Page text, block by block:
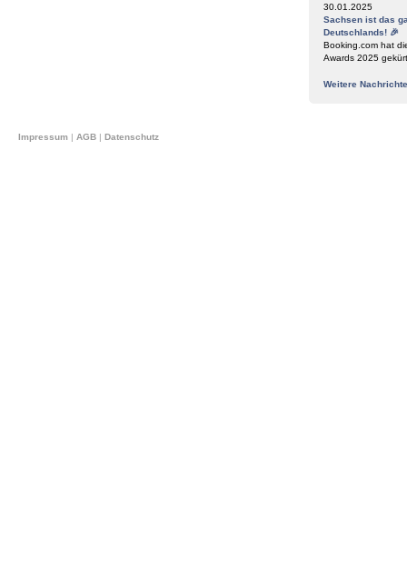
30.01.2025
Sachsen ist das
Deutschlands! 🎉
Booking.com hat
Awards 2025 gekürt
Weitere
Impressum | AGB | Datenschutz